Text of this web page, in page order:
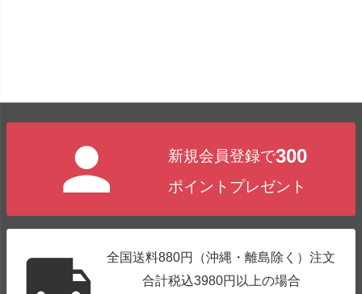
新規会員登録で300
ポイントプレゼント
全国送料880円（沖縄・離島除く）注文
合計税込3980円以上の場合